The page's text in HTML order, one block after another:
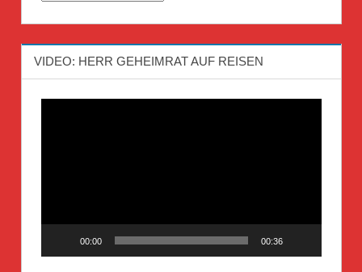
VIDEO: HERR GEHEIMRAT AUF REISEN
00:00 00:36